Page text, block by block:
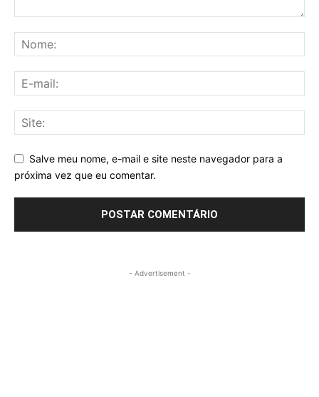
Salve meu nome, e-mail e site neste navegador para a
próxima vez que eu comentar.
- Advertisement -